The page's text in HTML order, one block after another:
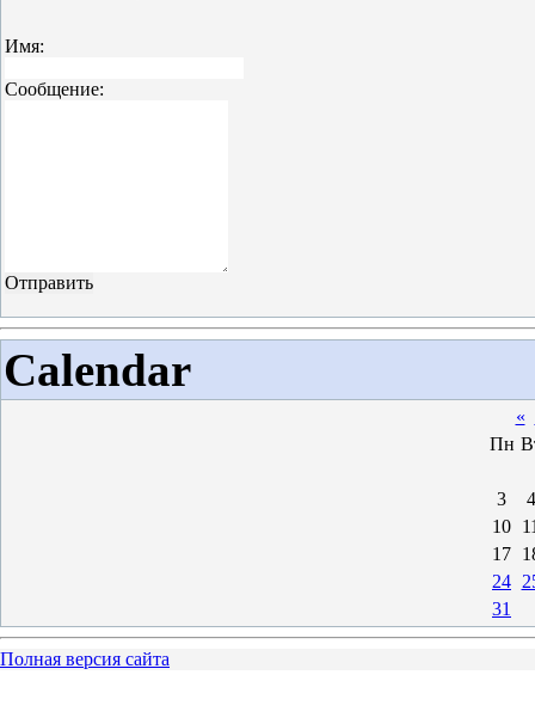
Имя:
Сообщение:
Calendar
«
Пн
3
4
10
17
24
31
Полная версия сайта